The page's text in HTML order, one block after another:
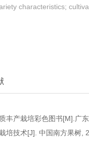
characteristics;
丰产栽培彩色图书[M].广
培技术[J]. 中国南方果树,